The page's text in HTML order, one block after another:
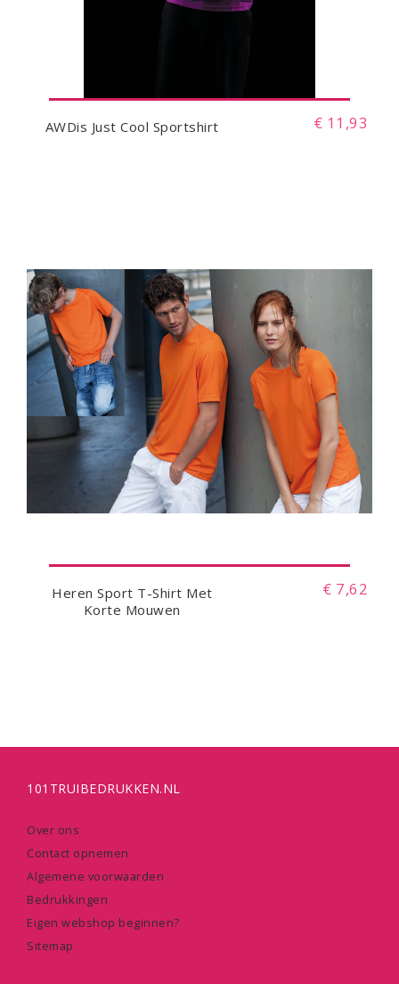
AWDis Just Cool Sportshirt € 11,93
Heren Sport T-Shirt Met
Korte Mouwen
€ 7,62
101TRUIBEDRUKKEN.NL
Over ons
Contact opnemen
Algemene voorwaarden
Bedrukkingen
Eigen webshop beginnen?
Sitemap